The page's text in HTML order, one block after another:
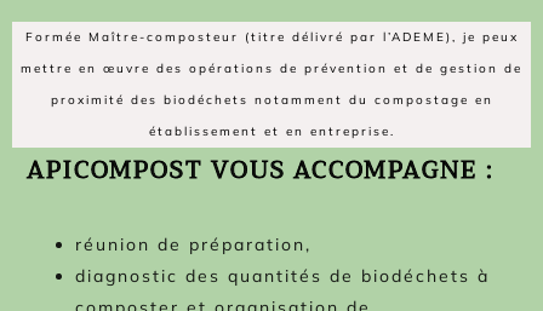
Formée Maître-composteur (titre délivré par l’ADEME), je peux
mettre en œuvre des opérations de prévention et de gestion de
proximité des biodéchets notamment du compostage en
établissement et en entreprise.
APICOMPOST VOUS ACCOMPAGNE :
réunion de préparation,
diagnostic des quantités de biodéchets à